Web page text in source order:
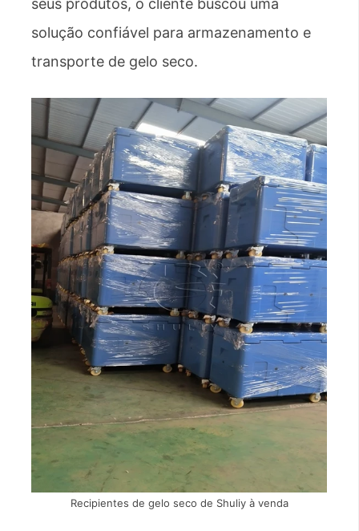
seus produtos, o cliente buscou uma
solução confiável para armazenamento e
transporte de gelo seco.
Recipientes de gelo seco de Shuliy à venda